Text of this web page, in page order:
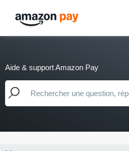
Aide & support Amazon Pay